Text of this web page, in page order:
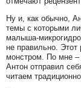
Ну и, как обычно,
темы с которыми
малыша-
не правильно.
монстром. По мне –
Антон отправил
читаем